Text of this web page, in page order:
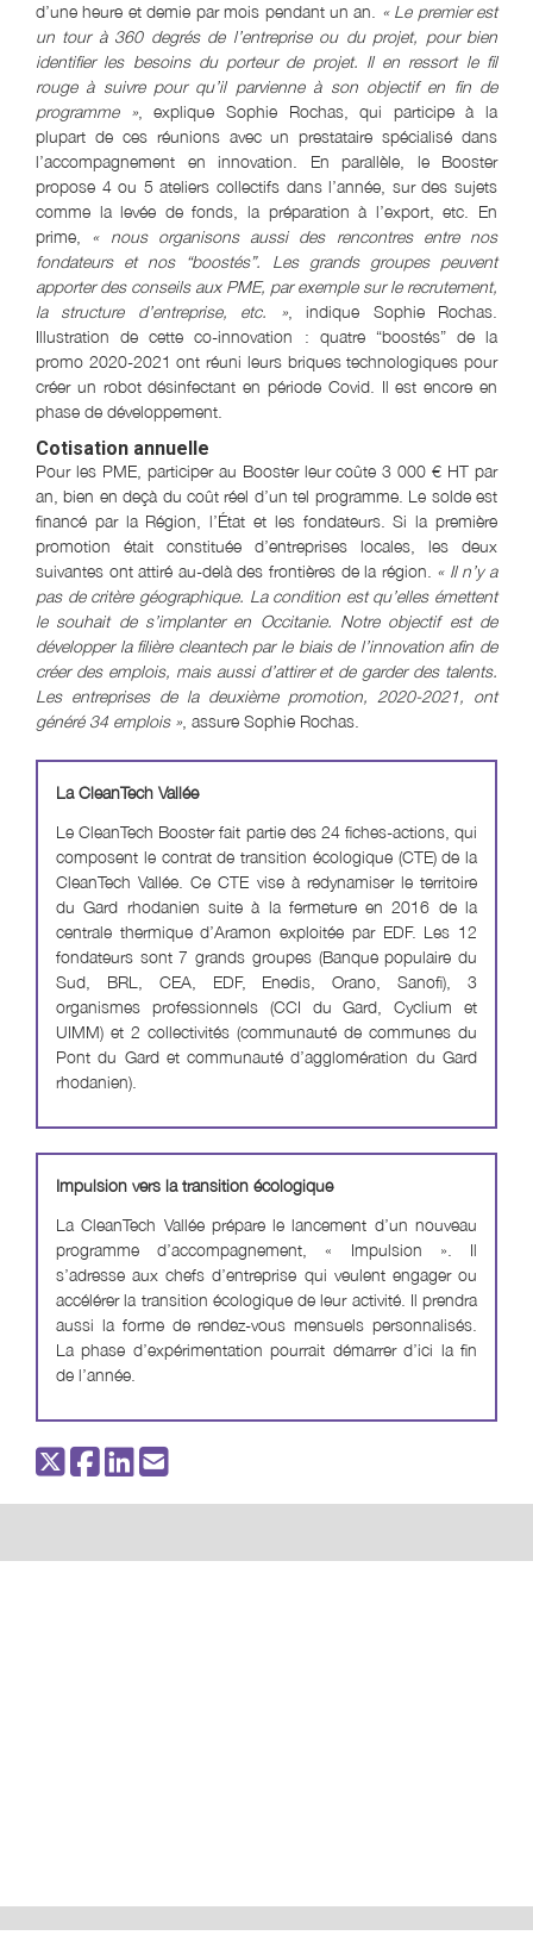
d’une heure et demie par mois pendant un an. « Le premier est
un tour à 360 degrés de l’entreprise ou du projet, pour bien
identifier les besoins du porteur de projet. Il en ressort le fil
rouge à suivre pour qu’il parvienne à son objectif en fin de
programme », explique Sophie Rochas, qui participe à la
plupart de ces réunions avec un prestataire spécialisé dans
l’accompagnement en innovation. En parallèle, le Booster
propose 4 ou 5 ateliers collectifs dans l’année, sur des sujets
comme la levée de fonds, la préparation à l’export, etc. En
prime, « nous organisons aussi des rencontres entre nos
fondateurs et nos “boostés”. Les grands groupes peuvent
apporter des conseils aux PME, par exemple sur le recrutement,
la structure d’entreprise, etc. », indique Sophie Rochas.
Illustration de cette co-innovation : quatre “boostés” de la
promo 2020-2021 ont réuni leurs briques technologiques pour
créer un robot désinfectant en période Covid. Il est encore en
phase de développement.
Cotisation annuelle
Pour les PME, participer au Booster leur coûte 3 000 € HT par
an, bien en deçà du coût réel d’un tel programme. Le solde est
financé par la Région, l’État et les fondateurs. Si la première
promotion était constituée d’entreprises locales, les deux
suivantes ont attiré au-delà des frontières de la région. « Il n’y a
pas de critère géographique. La condition est qu’elles émettent
le souhait de s’implanter en Occitanie. Notre objectif est de
développer la filière cleantech par le biais de l’innovation afin de
créer des emplois, mais aussi d’attirer et de garder des talents.
Les entreprises de la deuxième promotion, 2020-2021, ont
généré 34 emplois » , assure Sophie Rochas.
La CleanTech Vallée
Le CleanTech Booster fait partie des 24 fiches-actions, qui
composent le contrat de transition écologique (CTE) de la
CleanTech Vallée. Ce CTE vise à redynamiser le territoire
du Gard rhodanien suite à la fermeture en 2016 de la
centrale thermique d’Aramon exploitée par EDF. Les 12
fondateurs sont 7 grands groupes (Banque populaire du
Sud, BRL, CEA, EDF, Enedis, Orano, Sanofi), 3
organismes professionnels (CCI du Gard, Cyclium et
UIMM) et 2 collectivités (communauté de communes du
Pont du Gard et communauté d’agglomération du Gard
rhodanien).
Impulsion vers la transition écologique
La CleanTech Vallée prépare le lancement d’un nouveau
programme d’accompagnement, « Impulsion ». Il
s’adresse aux chefs d’entreprise qui veulent engager ou
accélérer la transition écologique de leur activité. Il prendra
aussi la forme de rendez-vous mensuels personnalisés.
La phase d’expérimentation pourrait démarrer d’ici la fin
de l’année.